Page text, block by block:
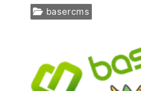
basercms